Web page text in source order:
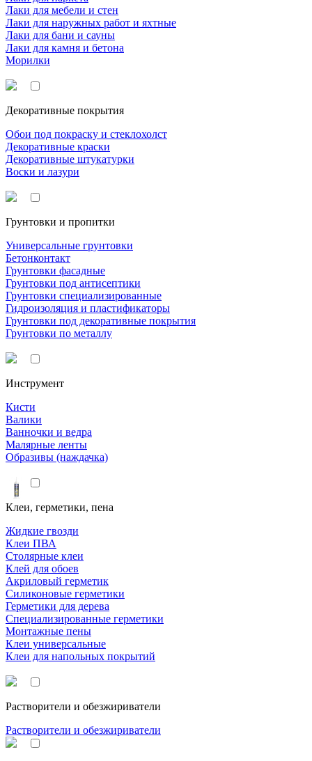
Лаки для мебели и стен
Лаки для наружных работ и яхтные
Лаки для бани и сауны
Лаки для камня и бетона
Морилки
Декоративные покрытия
Обои под покраску и стеклохолст
Декоративные краски
Декоративные штукатурки
Воски и лазури
Грунтовки и пропитки
Универсальные грунтовки
Бетонконтакт
Грунтовки фасадные
Грунтовки под антисептики
Грунтовки специализированные
Гидроизоляция и пластификаторы
Грунтовки под декоративные покрытия
Грунтовки по металлу
Инструмент
Кисти
Валики
Ванночки и ведра
Малярные ленты
Образивы (наждачка)
Клеи, герметики, пена
Жидкие гвозди
Клеи ПВА
Столярные клеи
Клей для обоев
Акриловый герметик
Силиконовые герметики
Герметики для дерева
Специализированные герметики
Монтажные пены
Клеи универсальные
Клеи для напольных покрытий
Растворители и обезжириватели
Растворители и обезжириватели